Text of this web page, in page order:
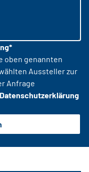
oben genannten
Aussteller zur
Anfrage
Datenschutzerklärung